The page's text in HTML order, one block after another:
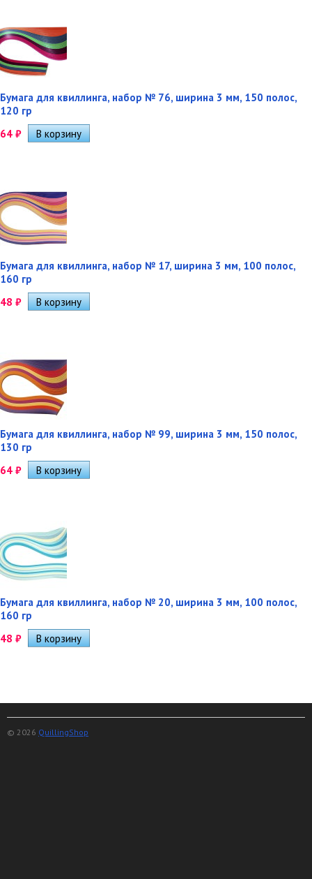
Бумага для квиллинга, набор № 76, ширина 3 мм, 150 полос,
120 гр
64 ₽
Бумага для квиллинга, набор № 17, ширина 3 мм, 100 полос,
160 гр
48 ₽
Бумага для квиллинга, набор № 99, ширина 3 мм, 150 полос,
130 гр
64 ₽
Бумага для квиллинга, набор № 20, ширина 3 мм, 100 полос,
160 гр
48 ₽
© 2026 QuillingShop